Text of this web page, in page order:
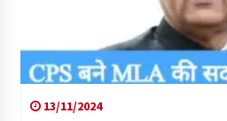
13/11/2024